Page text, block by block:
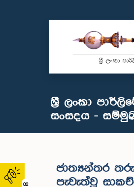
02
ශ්‍රී ලංකා
සංසදය -
ජාත්‍යන්තර
පැවැත්වූ